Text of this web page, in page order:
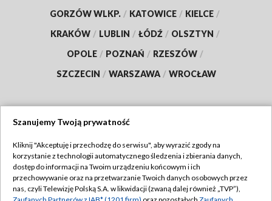
GORZÓW WLKP. / KATOWICE / KIELCE /
KRAKÓW / LUBLIN / ŁÓDŹ / OLSZTYN /
OPOLE / POZNAŃ / RZESZÓW /
SZCZECIN / WARSZAWA / WROCŁAW
TVP
Abonament TVP
Emisja w TVP
Regulamin TVP
Szanujemy Twoją prywatność
Kliknij "Akceptuję i przechodzę do serwisu", aby wyrazić zgody na
korzystanie z technologii automatycznego śledzenia i zbierania danych,
dostęp do informacji na Twoim urządzeniu końcowym i ich
przechowywanie oraz na przetwarzanie Twoich danych osobowych przez
nas, czyli Telewizję Polską S.A. w likwidacji (zwaną dalej również „TVP”),